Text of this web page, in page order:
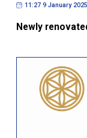
11:27 9 January 2025
Newly